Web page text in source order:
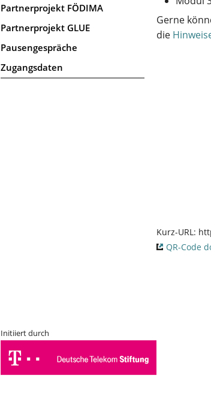
Partnerprojekt FÖDIMA
Partnerprojekt GLUE
Pausengespräche
Zugangsdaten
Gerne
die
Kurz-URL:
QR-Code
Initiiert durch